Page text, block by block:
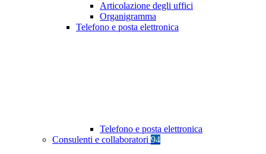
Articolazione degli uffici
Organigramma
Telefono e posta elettronica
Telefono e posta elettronica
Consulenti e collaboratori 94